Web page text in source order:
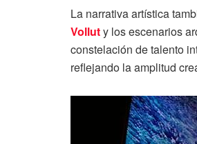
La narrativa artística
Volluty los escenarios
constelación de talento
reflejando la amplitud